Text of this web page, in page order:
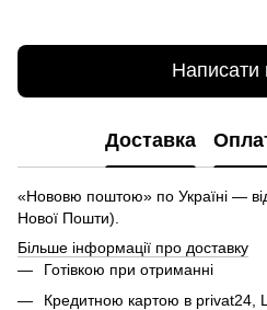
Написати
Доставка
«Нововю поштою» по Україні —
Нової Пошти).
Більше інформації про доставку
Готівкою при отриманні
Кредитною картою в privat24,